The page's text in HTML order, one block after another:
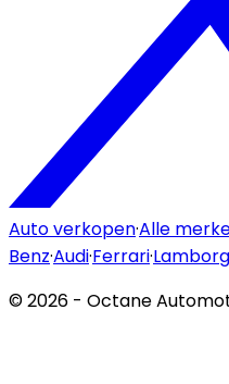
Auto verkopen·Alle
Benz·Audi·Ferrari·
©2026 - Octane